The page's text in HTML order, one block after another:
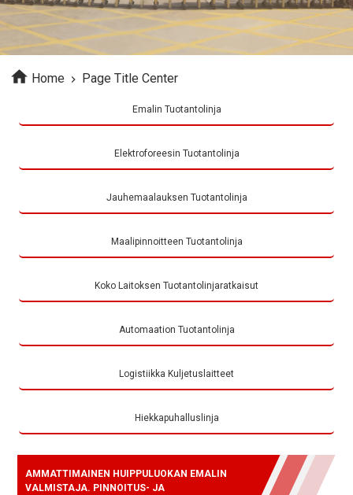
Home Page Title Center
Emalin Tuotantolinja
Elektroforeesin Tuotantolinja
Jauhemaalauksen Tuotantolinja
Maalipinnoitteen Tuotantolinja
Koko Laitoksen Tuotantolinjaratkaisut
Automaation Tuotantolinja
Logistiikka Kuljetuslaitteet
Hiekkapuhalluslinja
AMMATTIMAINEN HUIPPULUOKAN EMALIN
VALMISTAJA. PINNOITUS- JA